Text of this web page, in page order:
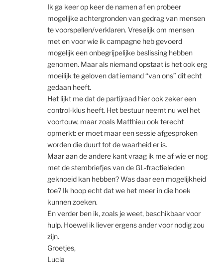
Ik ga keer op keer de namen af en probeer
mogelijke achtergronden van gedrag van mensen
te voorspellen/verklaren. Vreselijk om mensen
met en voor wie ik campagne heb gevoerd
mogelijk een onbegrijpelijke beslissing hebben
genomen. Maar als niemand opstaat is het ook erg
moeilijk te geloven dat iemand “van ons” dit echt
gedaan heeft.
Het lijkt me dat de partijraad hier ook zeker een
control-klus heeft. Het bestuur neemt nu wel het
voortouw, maar zoals Matthieu ook terecht
opmerkt: er moet maar een sessie afgesproken
worden die duurt tot de waarheid er is.
Maar aan de andere kant vraag ik me af wie er nog
met de stembriefjes van de GL-fractieleden
geknoeid kan hebben? Was daar een mogelijkheid
toe? Ik hoop echt dat we het meer in die hoek
kunnen zoeken.
En verder ben ik, zoals je weet, beschikbaar voor
hulp. Hoewel ik liever ergens ander voor nodig zou
zijn.
Groetjes,
Lucia